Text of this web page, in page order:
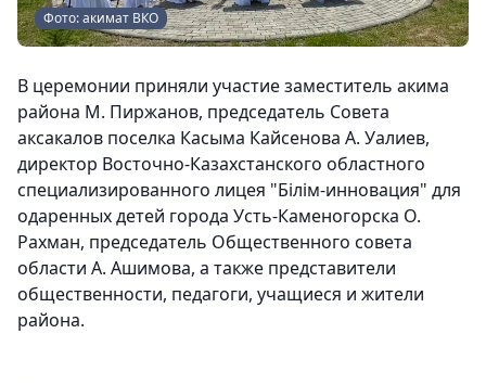
Фото: акимат ВКО
В церемонии приняли участие заместитель акима
района М. Пиржанов, председатель Совета
аксакалов поселка Касыма Кайсенова А. Уалиев,
директор Восточно-Казахстанского областного
специализированного лицея "Білім-инновация" для
одаренных детей города Усть-Каменогорска О.
Рахман, председатель Общественного совета
области А. Ашимова, а также представители
общественности, педагоги, учащиеся и жители
района.